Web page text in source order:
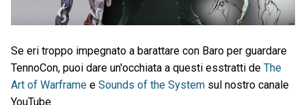
Se eri troppo impegnato a barattare con Baro per guardare
TennoCon, puoi dare un'occhiata a questi esstratti de The
Art of Warframe e Sounds of the System sul nostro canale
YouTube.